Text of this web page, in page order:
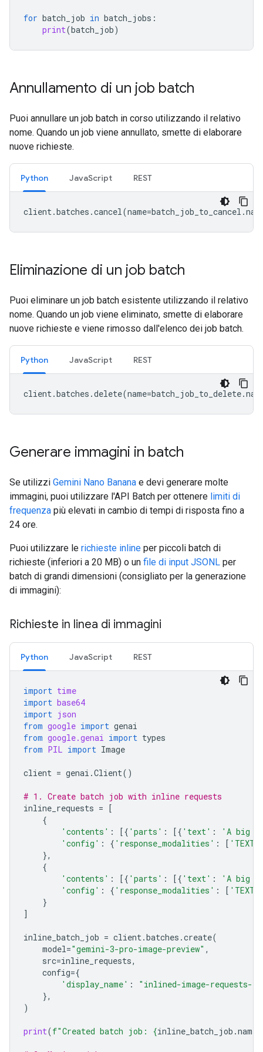
for batch_job in batch_jobs :
print(batch_job)
Annullamento di un job batch
Puoi annullare un job batch in corso utilizzando il relativo
nome. Quando un job viene annullato, smette di elaborare
nuove richieste.
Python JavaScript REST
client.batches .cancel(name=batch_job_to_cancel .
Eliminazione di un job batch
Puoi eliminare un job batch esistente utilizzando il relativo
nome. Quando un job viene eliminato, smette di elaborare
nuove richieste e viene rimosso dall'elenco dei job batch.
Python JavaScript REST
client.batches .delete(name=batch_job_to_delete.
Generare immagini in batch
Se utilizzi Gemini Nano Banana e devi generare molte
immagini, puoi utilizzare l'API Batch per ottenere limiti di
frequenza più elevati in cambio di tempi di risposta fino a
24 ore.
Puoi utilizzare le richieste inline per piccoli batch di
richieste (inferiori a 20 MB) o un file di input JSONL per
batch di grandi dimensioni (consigliato per la generazione
di immagini):
Richieste in linea di immagini
Python JavaScript REST
import time
import base64
import json
from google import genai
from google.genai import types
from PIL import Image
client = genai .Client()
# 1. Create batch job with inline requests
inline_requests = [
{
'contents' : [{ 'parts' : [{ 'text' :
'A big
'config' : { 'response_modalities' : [ 'TEXT'
},
{
'contents' : [{ 'parts' : [{ 'text' :
'A big
'config' : { 'response_modalities' : [ 'TEXT'
}
]
inline_batch_job = client.batches .create(
model="gemini-3-pro-image-preview" ,
src=inline_requests,
config={
'display_name' :
"inlined-image-requests-
},
)
print(f"Created batch job: {inline_batch_job .name